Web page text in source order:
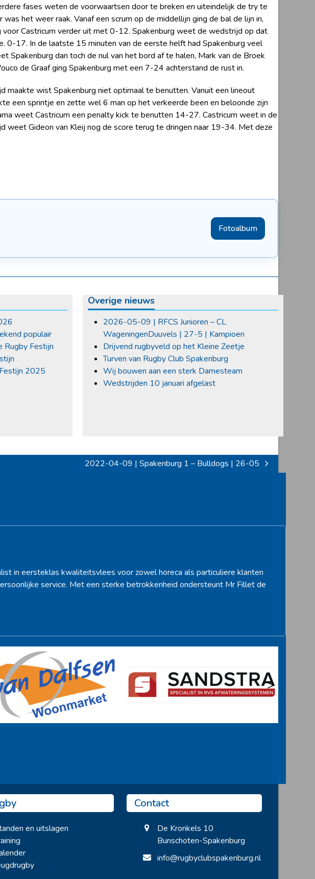
fases weten de voorwaartsen door te breken en uiteindelijk de try te
het weer raak. Vanaf een scrum op de middellijn ging de bal de lijn in,
Castricum verder uit met 0-12. Spakenburg weet de wedstrijd op dat
0-17. In de laatste 15 minuten van de eerste helft had Spakenburg veel
Spakenburg dan toch de nul van het bord af te halen, Mark van de Broek
de Graaf ging Spakenburg met een 7-24 achterstand de rust in.
wist Spakenburg niet optimaal te benutten. Vanuit een lineout
een sprintje en zette wel 6 man op het verkeerde been en beloonde zijn
weet Castricum een penalty kick te benutten 14-27. Castricum weet in de
Gideon van Kleij nog de score terug te dringen naar 19-34. Met deze
Fotoalbum
populair
Rugby Festijn
2025
Overige nieuws
2026-05-09 | RFCS Junioren – CL
WageningenDuuvels | 27-5 | Kampioen
Drijvend rugbyveld op het Kleine Zeetje
Turven van Rugby Club Spakenburg
Wij bouwen aan een sterk Damesteam
Wedstrijden 10 januari afgelast
next
2022-04-09 | Spakenburg 1 – Bulldogs | 26-05
in eersteklas kwaliteitsvlees voor zowel horeca als particuliere klanten
service. Met een sterke betrokkenheid ondersteunt Mr Fillet de
>
en uitslagen
Contact
De Kronkels 10
Bunschoten-Spakenburg
info@rugbyclubspakenburg.nl